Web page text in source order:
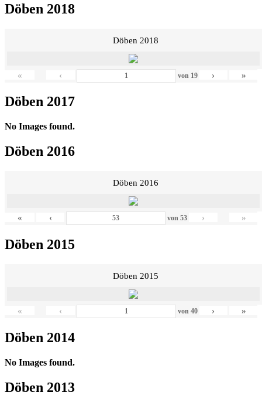
Döben 2018
Döben 2018
« ‹ von 19 › »
Döben 2017
No Images found.
Döben 2016
Döben 2016
« ‹ von53 › »
Döben 2015
Döben 2015
« ‹ von 40 › »
Döben 2014
No Images found.
Döben 2013